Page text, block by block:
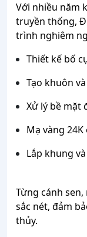
Với nhiều năm
truyền thống,
trình nghiêm
Thiết kế bố
Tạo khuôn
Xử lý bề mặt
Mạ vàng
Lắp khung
Từng cánh
sắc nét, đảm
thủy.